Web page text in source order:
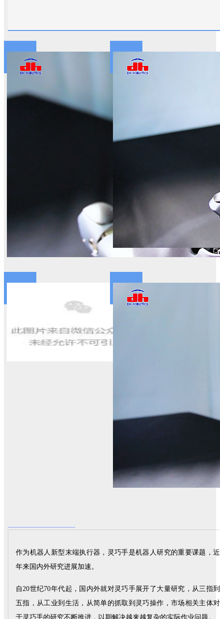
作为机器人新型末端执行器，灵巧手是机器人研究的重要课题，近
年来国内外研究进展加速。
自20世纪70年代起，国内外就对灵巧手展开了大量研究，从三指到
五指，从工业到生活，从简单的抓取到灵巧操作，市场相关主体对
于灵巧手的研究不断推进，以期解决越来越复杂的实际作业问题。